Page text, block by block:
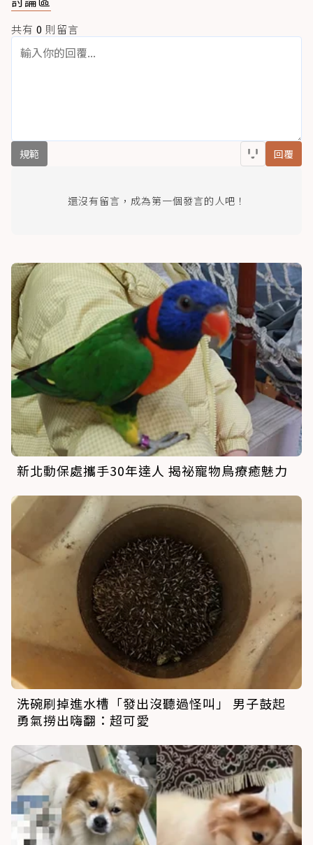
共有 0 則留言
規範 回覆
還沒有留言，成為第一個發言的人吧！
新北動保處攜手30年達人 揭祕寵物鳥療癒魅力
洗碗刷掉進水槽「發出沒聽過怪叫」 男子鼓起
勇氣撈出嗨翻：超可愛